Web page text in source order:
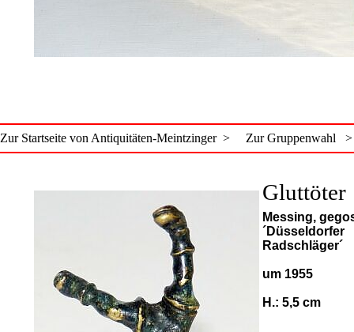
Zur Startseite von Antiquitäten-Meintzinger > Zur Gruppenwahl >
Gluttöter
Messing,
´Düsseldorfer
Radschläger´
um 1955
H.: 5,5 cm